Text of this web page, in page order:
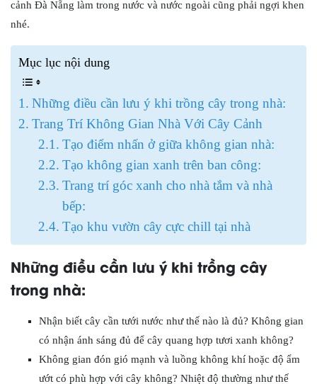
cảnh Đà Nẵng làm trong nước và nước ngoài cũng phải ngợi khen
nhé.
Mục lục nội dung
Những điều cần lưu ý khi trồng cây trong nhà:
Trang Trí Không Gian Nhà Với Cây Cảnh
Tạo điểm nhấn ở giữa không gian nhà:
Tạo không gian xanh trên ban công:
Trang trí góc xanh cho nhà tắm và nhà
bếp:
Tạo khu vườn cây cực chill tại nhà
Những điều cần lưu ý khi trồng cây
trong nhà:
Nhận biết cây cần tưới nước như thế nào là đủ? Không gian
có nhận ánh sáng đủ để cây quang hợp tươi xanh không?
Không gian đón gió mạnh và luồng không khí hoặc độ ẩm
ướt có phù hợp với cây không? Nhiệt độ thường như thế